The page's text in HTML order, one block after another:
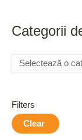
a
c
h
o
r
Categorii
Filters
Clear